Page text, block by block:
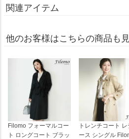
関連アイテム
他のお客様はこちらの商品も
Filomo フォーマルコー
ト ロングコート ブラッ
トレンチコート レ
ース シングル